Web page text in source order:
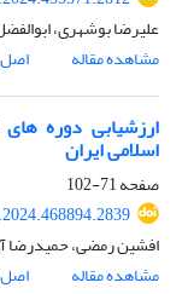
علیرضا بوشهری،
مشاهده مقاله
اصل
ارزشیابی دوره
اسلامی ایران
صفحه71-102
افشین رمضی، حمیدرضا
مشاهده مقاله
اصل